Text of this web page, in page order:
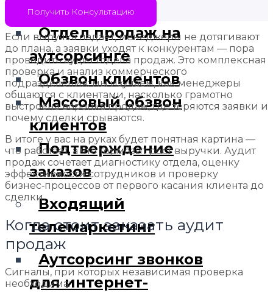
клиентов
Отдел продаж на
аутсорсинге
Обзвон клиентов
Массовый обзвон
клиентов
Подтверждение
заказов
Входящий
телемаркетинг
Аутсорсинг звонков
для интернет-
Получить Консультацию
Если выручка падает, менеджеры не дотягивают
до плана, а заявки уходят к конкурентам — пора
проводить аудит отдела продаж. Это комплексная
проверка и анализ коммерческого
подразделения: мы изучаем, как менеджеры
общаются с клиентами, насколько грамотно
выстроена воронка продаж, где теряются заявки и
почему сделки срываются.
В итоге у вас на руках будет понятная картина —
что работает, а что тормозит рост выручки. Аудит
продаж сочетает диагностику отдела, оценку
эффективности сотрудников и проверку
бизнес‑процессов от первого касания клиента до
сделки.
Когда стоит заказать аудит
продаж
Сигналы, при которых независимая проверка
необходима: